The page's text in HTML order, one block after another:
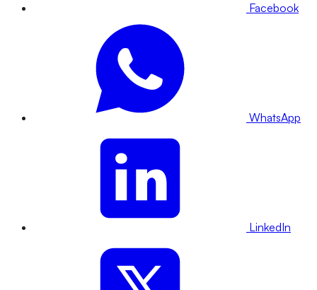
Facebook
WhatsApp
LinkedIn